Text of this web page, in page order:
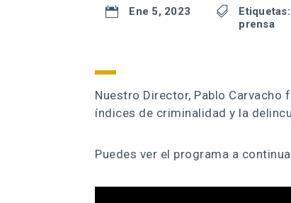
 Ene 5, 2023  Etiquetas:
prensa
Nuestro Director, Pablo
índices de criminalidad y la
Puedes ver el programa a